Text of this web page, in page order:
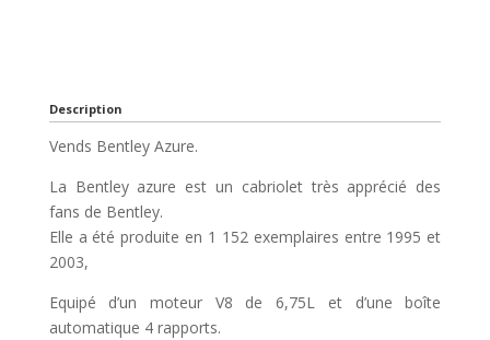
Description
Vends Bentley Azure.
La Bentley azure est un cabriolet très apprécié des
fans de Bentley.
Elle a été produite en 1 152 exemplaires entre 1995 et
2003,
Equipé d’un moteur V8 de 6,75L et d’une boîte
automatique 4 rapports.